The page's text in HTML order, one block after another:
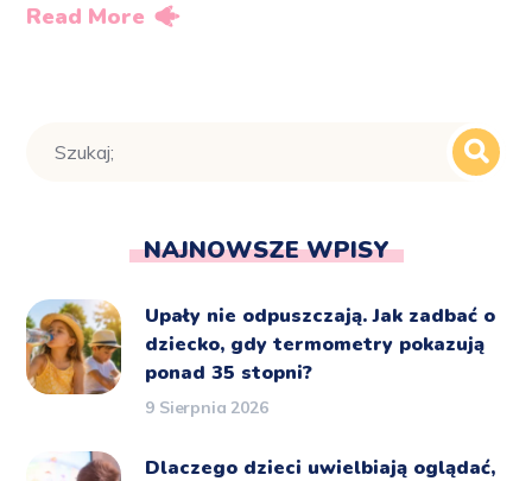
Read More
NAJNOWSZE WPISY
Upały nie odpuszczają. Jak zadbać o
dziecko, gdy termometry pokazują
ponad 35 stopni?
9 Sierpnia 2026
Dlaczego dzieci uwielbiają oglądać,